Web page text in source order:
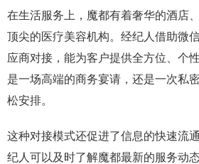
在生活服务上，魔都有着奢华的酒店
顶尖的医疗美容机构。经纪人借助微
应商对接，能为客户提供全方位、个
是一场高端的商务宴请，还是一次私
松安排。
这种对接模式还促进了信息的快速流
纪人可以及时了解魔都最新的服务动